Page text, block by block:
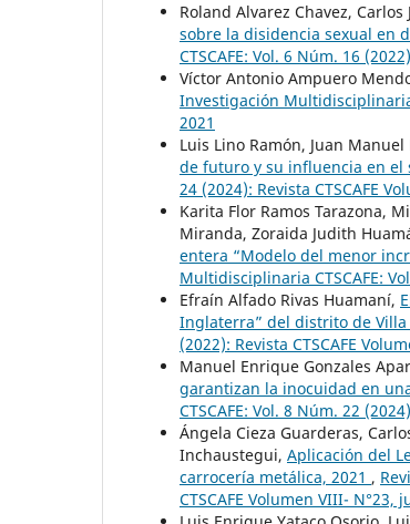
Roland Alvarez Chavez,
sobre la disidencia sexual en
CTSCAFE: Vol. 6 Núm. 16
Víctor Antonio Ampuero
Investigación Multidisciplinaria
2021
Luis Lino Ramón, Juan
de futuro y su influencia en el
24 (2024): Revista CTSCAFE
Karita Flor Ramos Tarazona,
Miranda, Zoraida Judith
entera “Modelo del menor
Multidisciplinaria CTSCAFE:
Efraín Alfado Rivas Huamaní,
Inglaterra” del distrito de Villa
(2022): Revista CTSCAFE
Manuel Enrique Gonzales
garantizan la inocuidad en
CTSCAFE: Vol. 8 Núm. 22
Ángela Cieza Guarderas,
Inchaustegui, Aplicación del
carrocería metálica, 2021 ,
CTSCAFE Volumen VIII- N°23,